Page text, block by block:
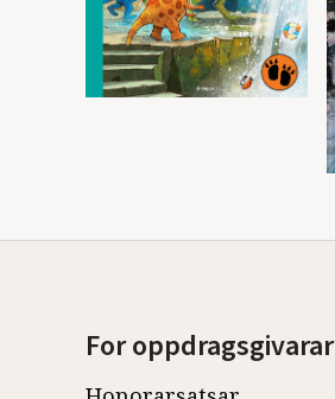
For oppdragsgivarar